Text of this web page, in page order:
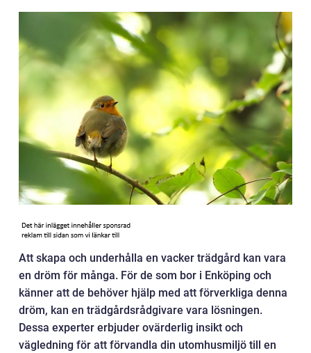
Att skapa och underhålla en vacker trädgård kan vara
en dröm för många. För de som bor i Enköping och
känner att de behöver hjälp med att förverkliga denna
dröm, kan en trädgårdsrådgivare vara lösningen.
Dessa experter erbjuder ovärderlig insikt och
vägledning för att förvandla din utomhusmiljö till en